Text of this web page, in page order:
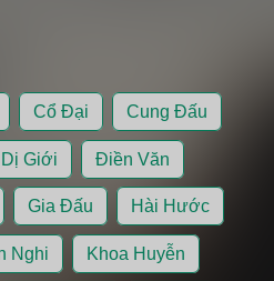
Cổ Đại Cung Đấu
Dị Giới Điền Văn
Gia Đấu Hài Hước
Nghi Khoa Huyễn